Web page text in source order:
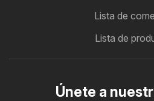
Lista de
Lista de
Únete a